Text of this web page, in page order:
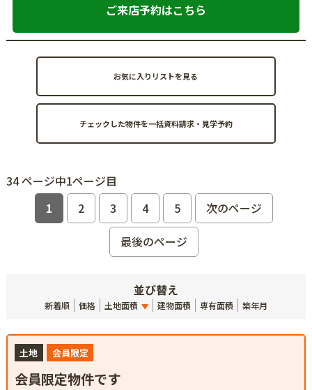
ご来店予約はこちら
お気に入りリストを見る
34 ページ中1ページ目
1
2 3 4 5
次のページ
最後のページ
並び替え
新着順 価格 土地面積 建物面積 専有面積 築年月
土地 会員限定
会員限定物件です